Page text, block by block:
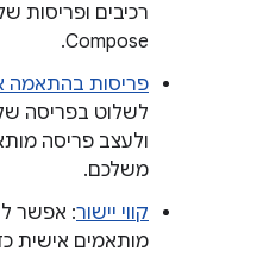
Compose.
פריסות בהתאמה
לשלוט בפריסה
ולעצב פריסה
משלכם.
קווי יישור: אפשר
מותאמים אישית